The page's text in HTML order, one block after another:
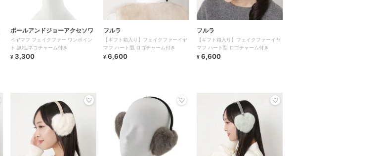
ポールアンドジョーアクセソワ
イヤマフ フェイクファー ワンポイン
ト 無地 ネコチャーム付き
¥ 3,300
フルラ
【ギフト箱入り】フェイクファーイヤ
マフ ハート型 ロゴチャーム付き
¥ 6,600
フルラ
【ギフト箱入り】フェイクファーイヤ
マフ ハート型 ロゴチャーム付き
¥ 6,600